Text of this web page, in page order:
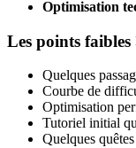
Optimisation
Les points faibles
Quelques
Courbe de
Optimisation
Tutoriel initial
Quelques